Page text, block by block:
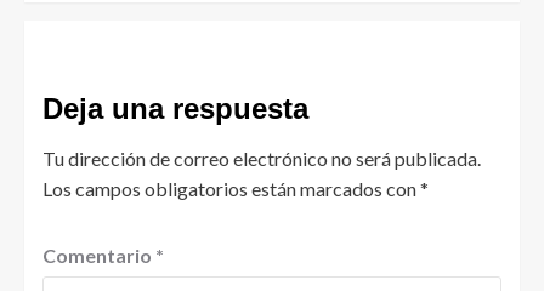
Deja una respuesta
Tu dirección de correo electrónico no será publicada.
Los campos obligatorios están marcados con*
Comentario *